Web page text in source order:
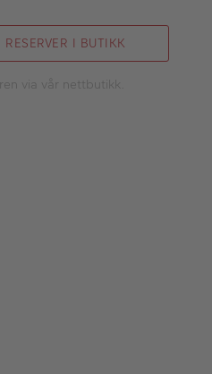
RESERVER I BUTIKK
via vår nettbutikk.